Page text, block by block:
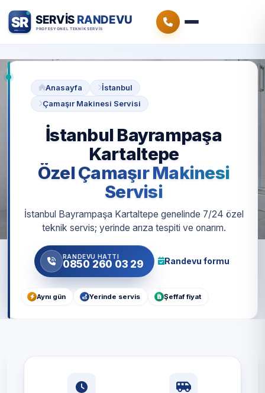
Anasayfa
İstanbul
Çamaşır Makinesi Servisi
İstanbul Bayrampaşa
Kartaltepe
Özel Çamaşır Makinesi
Servisi
İstanbul Bayrampaşa Kartaltepe genelinde 7/24 özel
teknik servis; yerinde arıza tespiti ve onarım.
RANDEVU HATTI
0850 260 03 29 Randevu formu
Aynı gün Yerinde servis Şeffaf fiyat